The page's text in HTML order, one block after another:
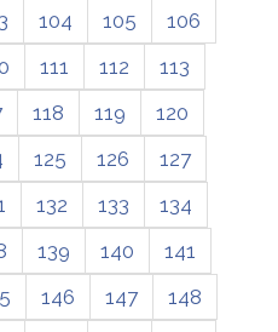
104 105
106
111 112
113
118 119
120
125 126
127
132 133
134
139 140
141
146 147
148